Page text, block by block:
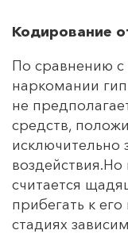
Кодирование
По сравнению
наркомании
не
средств,
исключительно
воздействия.Но
считается
прибегать к
стадиях